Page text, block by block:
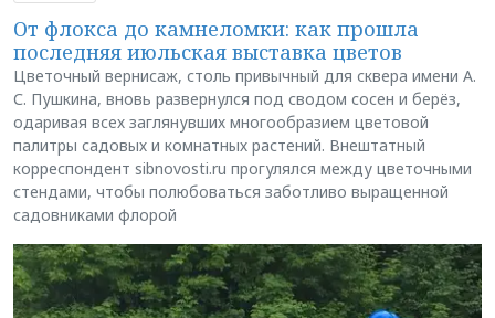
От флокса до камнеломки: как прошла
последняя июльская выставка цветов
Цветочный вернисаж, столь привычный для сквера имени А.
С. Пушкина, вновь развернулся под сводом сосен и берёз,
одаривая всех заглянувших многообразием цветовой
палитры садовых и комнатных растений. Внештатный
корреспондент sibnovosti.ru прогулялся между цветочными
стендами, чтобы полюбоваться заботливо выращенной
садовниками флорой